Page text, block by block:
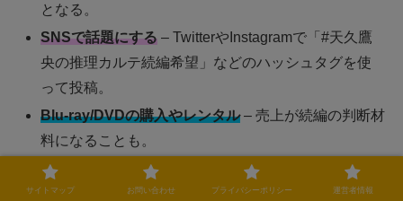
となる。
SNSで話題にする – TwitterやInstagramで「#天久鷹
央の推理カルテ続編希望」などのハッシュタグを使
って投稿。
Blu-ray/DVDの購入やレンタル– 売上が続編の判断材
料になることも。
公式へのリクエスト
– テレビ局や制作会社の問い合
わせフォームに要望を送るのも一つの方法。
サイトマップ お問い合わせ プライバシーポリシー 運営者情報